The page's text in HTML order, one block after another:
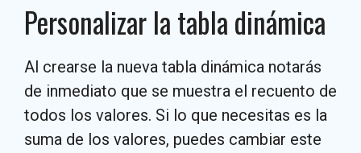
Personalizar la tabla dinámica
Al crearse la nueva tabla dinámica notarás
de inmediato que se muestra el recuento de
todos los valores. Si lo que necesitas es la
suma de los valores, puedes cambiar este